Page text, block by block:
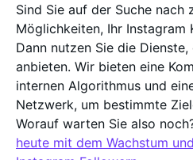
Sind Sie auf der Suche nach
Möglichkeiten, Ihr Instagram
Dann nutzen Sie die
anbieten. Wir bieten eine
internen Algorithmus und
Netzwerk, um bestimmte
Worauf warten Sie also
heute mit dem Wachstum